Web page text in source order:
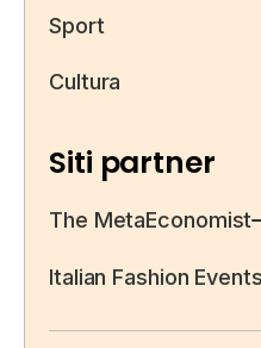
Sport
Cultura
Siti partner
The MetaEconomist
Italian Fashion Events